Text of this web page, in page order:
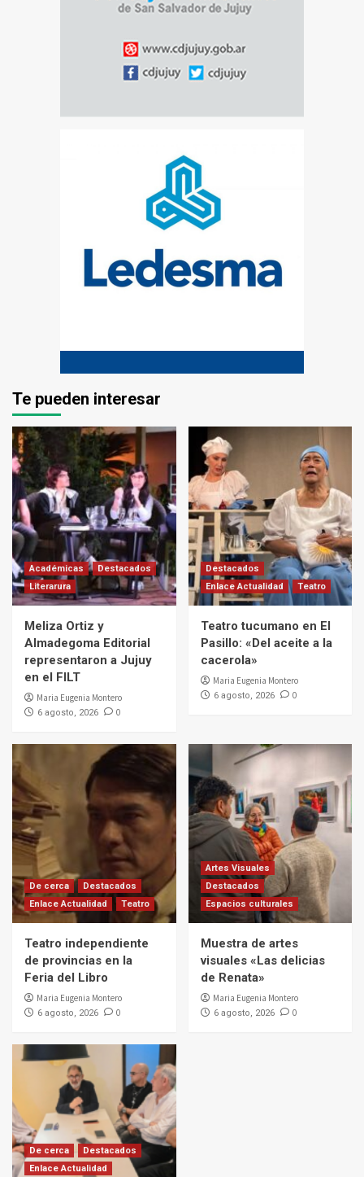
Te pueden interesar
Académicas
Destacados
Literarura
Meliza Ortiz y
Almadegoma Editorial
representaron a Jujuy
en el FILT
Maria Eugenia Montero
6 agosto, 2026 0
Destacados
Enlace Actualidad
Teatro
Teatro tucumano en El
Pasillo: «Del aceite a la
cacerola»
Maria Eugenia Montero
6 agosto, 2026 0
De cerca
Destacados
Enlace Actualidad
Teatro
Teatro independiente
de provincias en la
Feria del Libro
Maria Eugenia Montero
6 agosto, 2026 0
Artes Visuales
Destacados
Espacios culturales
Muestra de artes
visuales «Las delicias
de Renata»
Maria Eugenia Montero
6 agosto, 2026 0
De cerca
Destacados
Enlace Actualidad